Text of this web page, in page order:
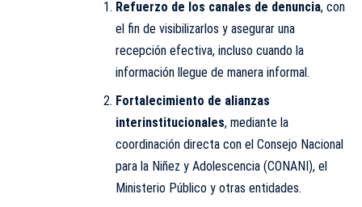
Refuerzo de los canales de denuncia, con
el fin de visibilizarlos y asegurar una
recepción efectiva, incluso cuando la
información llegue de manera informal.
Fortalecimiento de alianzas
interinstitucionales, mediante la
coordinación directa con el Consejo Nacional
para la Niñez y Adolescencia (CONANI), el
Ministerio Público y otras entidades.